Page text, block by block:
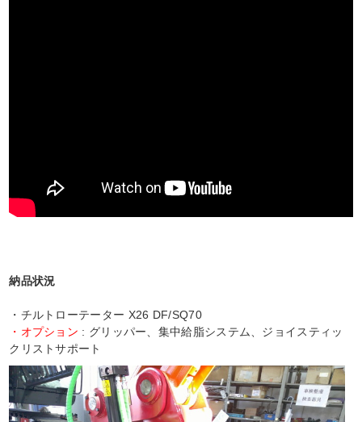
納品状況
・チルトローテーター X26 DF/SQ70
・オプション : グリッパー、集中給脂システム、ジョイスティッ
クリストサポート